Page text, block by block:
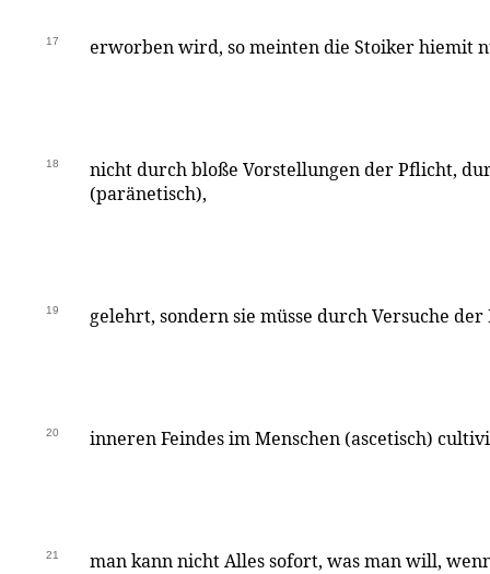
17 erworben wird, so meinten die Stoiker hiemit
18
nicht durch bloße Vorstellungen der Pflicht,
(paränetisch),
19 gelehrt, sondern sie müsse durch Versuche der
20 inneren Feindes im Menschen (ascetisch)
21 man kann nicht Alles sofort, was man will,